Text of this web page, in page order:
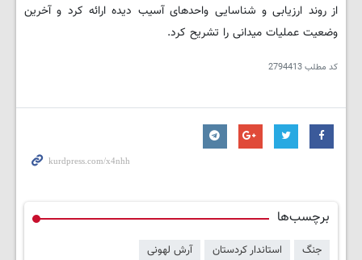
از روند ارزیابی و شناسایی واحدهای آسیب دیده ارائه کرد و آخرین
وضعیت عملیات میدانی را تشریح کرد.
کد مطلب2794413
برچسب‌ها
جنگ استاندار کردستان آرش لهونی